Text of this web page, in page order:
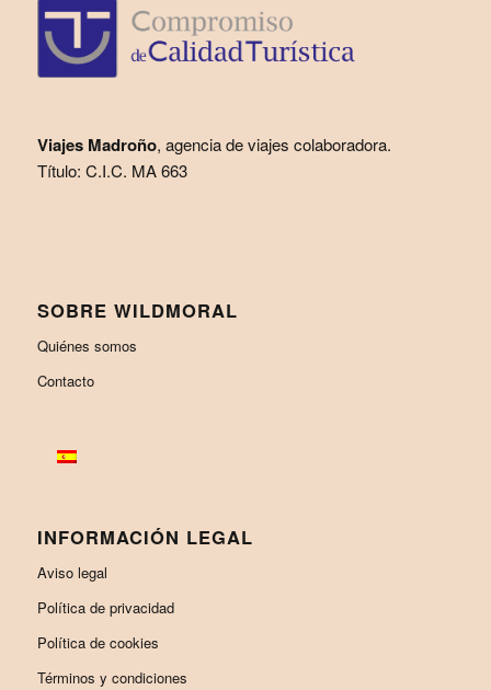
Viajes Madroño, agencia de viajes colaboradora.
Título: C.I.C. MA 663
SOBRE WILDMORAL
Quiénes somos
Contacto
INFORMACIÓN LEGAL
Aviso legal
Política de privacidad
Política de cookies
Términos y condiciones